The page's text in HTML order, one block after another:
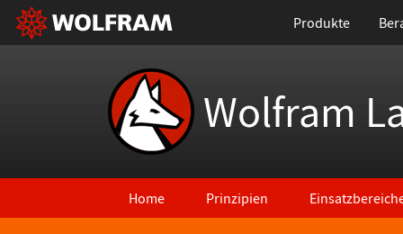
Produkte
Wolfram
Home Prinzipien